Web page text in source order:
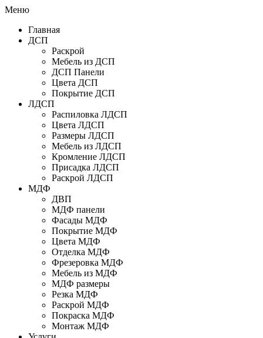
Меню
Главная
ДСП
Раскрой
Мебель из ДСП
ДСП Панели
Цвета ДСП
Покрытие ДСП
ЛДСП
Распиловка ЛДСП
Цвета ЛДСП
Размеры ЛДСП
Мебель из ЛДСП
Кромление ЛДСП
Присадка ЛДСП
Раскрой ЛДСП
МДФ
ДВП
МДФ панели
Фасады МДФ
Покрытие МДФ
Цвета МДФ
Отделка МДФ
Фрезеровка МДФ
Мебель из МДФ
МДФ размеры
Резка МДФ
Раскрой МДФ
Покраска МДФ
Монтаж МДФ